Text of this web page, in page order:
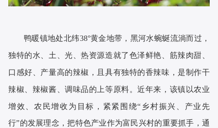
鸭暖镇地处北纬38°黄金地带，黑河水蜿蜒流淌而过，
独特的水、土、光、热资源造就了色泽鲜艳、筋辣肉甜、
口感好、产量高的辣椒，且具有独特的香辣味，是制作干
辣椒、辣椒酱、调味品的上等原料。近年来，该镇以农业
增效、农民增收为目标，紧紧围绕“乡村振兴、产业先
行”的发展理念，把特色产业作为富民兴村的重要抓手，通